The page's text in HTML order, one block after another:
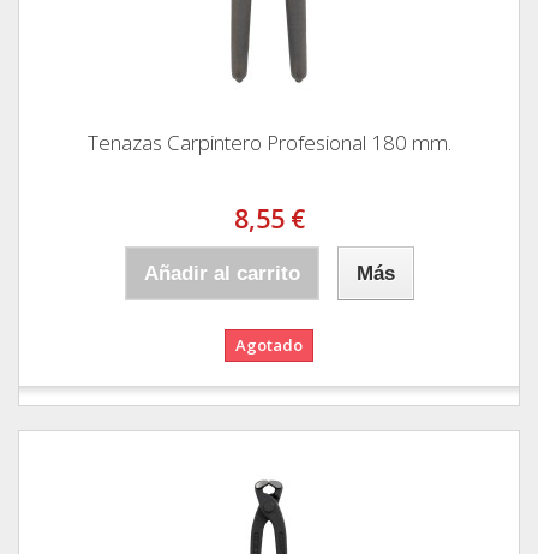
Tenazas Carpintero Profesional 180 mm.
8,55 €
Añadir al carrito Más
Agotado